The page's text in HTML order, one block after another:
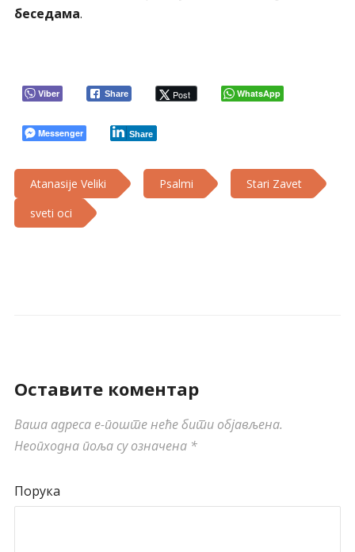
беседама.
Viber Share Post WhatsApp
Messenger Share
Atanasije Veliki Psalmi
Stari Zavet
sveti oci
Оставите коментар
Ваша адреса е-поште неће бити објављена.
Неопходна поља су означена *
Порука